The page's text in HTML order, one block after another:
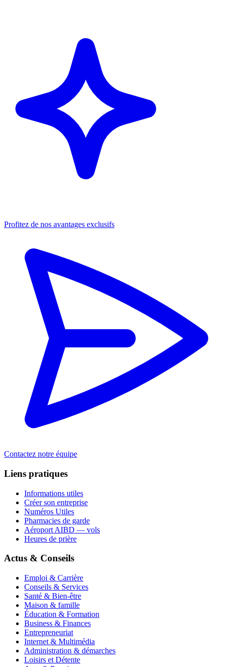
Profitez de nos avantages exclusifs
Contactez notre équipe
Liens pratiques
Informations utiles
Créer son entreprise
Numéros Utiles
Pharmacies de garde
Aéroport AIBD — vols
Heures de prière
Actus & Conseils
Emploi & Carrière
Conseils & Services
Santé & Bien-être
Maison & famille
Éducation & Formation
Business & Finances
Entrepreneuriat
Internet & Multimédia
Administration & démarches
Loisirs et Détente